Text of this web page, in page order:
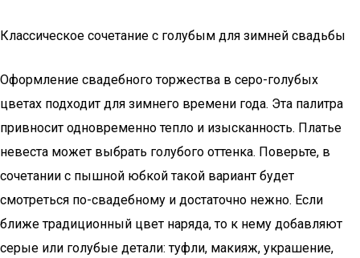
Классическое сочетание с голубым для зимней свадьбы
Оформление свадебного торжества в серо-голубых
цветах подходит для зимнего времени года. Эта палитра
привносит одновременно тепло и изысканность. Платье
невеста может выбрать голубого оттенка. Поверьте, в
сочетании с пышной юбкой такой вариант будет
смотреться по-свадебному и достаточно нежно. Если
ближе традиционный цвет наряда, то к нему добавляют
серые или голубые детали: туфли, макияж, украшение,